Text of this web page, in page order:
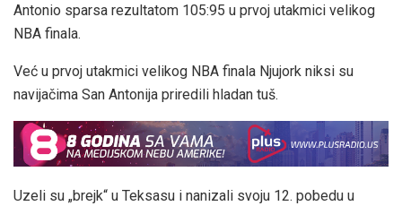
Antonio sparsa rezultatom 105:95 u prvoj utakmici velikog
NBA finala.
Već u prvoj utakmici velikog NBA finala Njujork niksi su
navijačima San Antonija priredili hladan tuš.
Uzeli su „brejk“ u Teksasu i nanizali svoju 12. pobedu u